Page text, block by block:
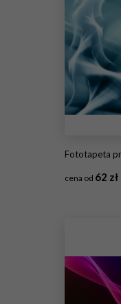
Fototapeta
cena od 62 zł